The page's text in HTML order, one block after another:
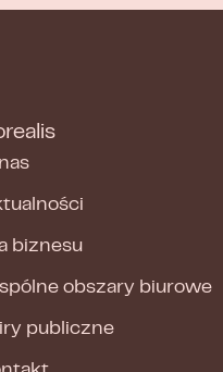
biznesu
obszary biurowe
publiczne